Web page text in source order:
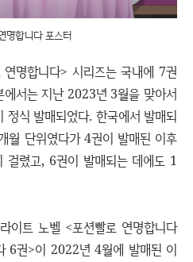
명합니다 포스터
명합니다> 시리즈는 국내에 7권
서는 지난 2023년 3월을 맞아서
식 발매되었다. 한국에서 발매되
월 단위였다가 4권이 발매된 이후
걸렸고, 6권이 발매되는 데에도 1
이트 노벨 <포션빨로 연명합니다
6권>이 2022년 4월에 발매된 이